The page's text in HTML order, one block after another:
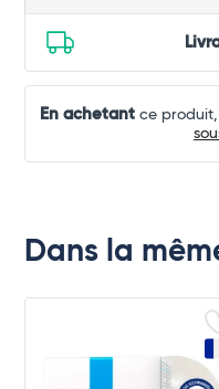
En achetantce produit,
Dans la